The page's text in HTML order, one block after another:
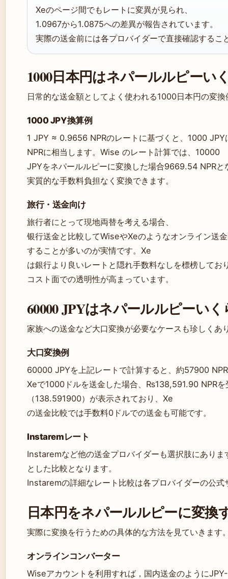
Xeのページ間でもレートに変異が見られ、
1.0967から1.0875への差異が報告されています。
実際の送金前には各プロバイダーで直接確認するこ
1000日本円はネパールルピーい
日常的な送金額としてよく使われる1000日本円の変
1000 JPY換算例
1 JPY ≈ 0.9656 NPRのレートに基づくと、1000 JPY
NPRに相当します。Wise のレート計算では、10000
JPYをネパールルピーに変換した場合9669.54 NPRと
実質的な手数料負担なく変換できます。
旅行・送金向け
旅行者にとって現地両替を考える場合、
银行送金と比較してWiseやXeのようなオンライン送
することが多いのが実情です。Xe
は銀行より良いレートと隠れ手数料なしを標榜してお
コスト面での透明性が高まっています。
60000 JPYはネパールルピーい
家族への送金など大口変換が必要なケースも珍しくあ
大口変換例
60000 JPYを上記レートで計算すると、約57900
Xeで1000ドルを送金した場合、₨138,591.90 NPRを
（138.591900）が表示されており、Xe
の送金比較では手数料0ドルでの送金も可能です。
Instaremレート
Instaremなど他の送金プロバイダーも選択肢にあり
とした比較となります。
Instaremの詳細なレート比較は各プロバイダーの公式
日本円をネパールルピーに変換
実際に変換を行うための具体的な方法を見ていきます
オンラインコンバーター
Wiseアカウントを利用すれば，国内送金のように